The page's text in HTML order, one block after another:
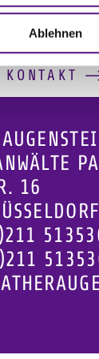
Ablehnen
KONTAKT
16